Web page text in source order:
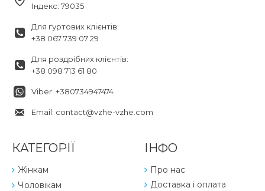
Індекс: 79035
Для гуртових клієнтів:
+38 067 739 07 29
Для роздрібних клієнтів:
+38 098 713 61 80
Viber: +380734947474
Email: contact@vzhe-vzhe.com
КАТЕГОРІЇ
Жінкам
Чоловікам
ІНФО
Про нас
Доставка і оплата